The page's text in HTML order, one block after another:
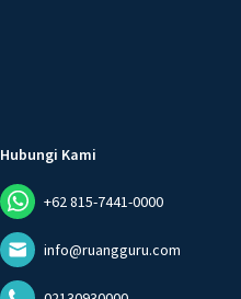
Hubungi Kami
+62 815-7441-0000
info@ruangguru.com